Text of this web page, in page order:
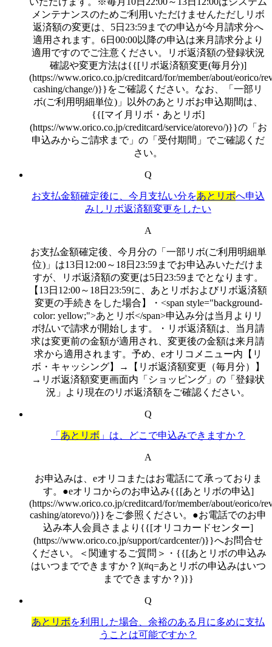
メンテナンスのためご利用いただけませんただしリボ
返済額の変更は、5日23:59までの申込が今月請求分へ
適用されます。6日00:00以降の申込は来月請求分より
適用ですのでご注意ください。リボ返済額の登録状況
確認や変更方法は{{[リボ返済額変更(毎月分)]
(https://www.orico.co.jp/creditcard/for/member/about/eorico/
cashing/change/)}}をご確認ください。なお、「一部リ
ボ(ご利用明細単位)」以外のあとリボお申込期間は、
{{[マイ月リボ・あとリボ]
(https://www.orico.co.jp/creditcard/service/atorevo/)}}の「お
申込みからご請求まで」の「受付期間」でご確認くだ
さい。
Q
お支払金額確定後に、今月支払い分をあとリボへ申込
みしリボ返済額変更をしたい
A
お支払金額確定後、今月分の「一部リボ(ご利用明細単
位)」は13日12:00～18日23:59までお申込みいただけま
すが、リボ返済額の変更は5日23:59までとなります。
【13日12:00～18日23:59に、あとリボおよびリボ返済額
変更の手続きをした場合】・<span style="background-
color: yellow;">あとリボ</span>申込み分は当月よりリ
ボ払いで請求が開始します。・リボ返済額は、当月請
求は変更前の金額が適用され、変更後の金額は来月請
求から適用されます。予め、eオリコメニュー内【リ
ボ・キャッシング】→【リボ返済額変更（毎月分）】
→リボ返済額変更画面内「ショッピング」の「登録状
況」より現在のリボ返済額をご確認ください。
Q
「 あとリボ 」は、どこで申込みできますか？
A
お申込みは、eオリコまたはお電話にて承っておりま
す。●eオリコからのお申込み{{[あとリボの申込]
(https://www.orico.co.jp/creditcard/for/member/about/eorico/
cashing/atorevo/)}}をご参照ください。●お電話でのお申
込み本人会員さまより{{[オリコカードセンター]
(https://www.orico.co.jp/support/cardcenter/)}}へお問合せ
ください。＜関連するご質問＞・{{[あとリボの申込み
はいつまでできますか？](#q=あとリボの申込みはいつ
までできますか？)}}
Q
あとリボを利用した場合、余裕のある月に多めに支払
うことは可能ですか？